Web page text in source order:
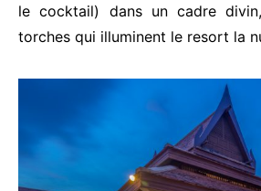
le cocktail) dans un cadre
torches qui illuminent le resort la